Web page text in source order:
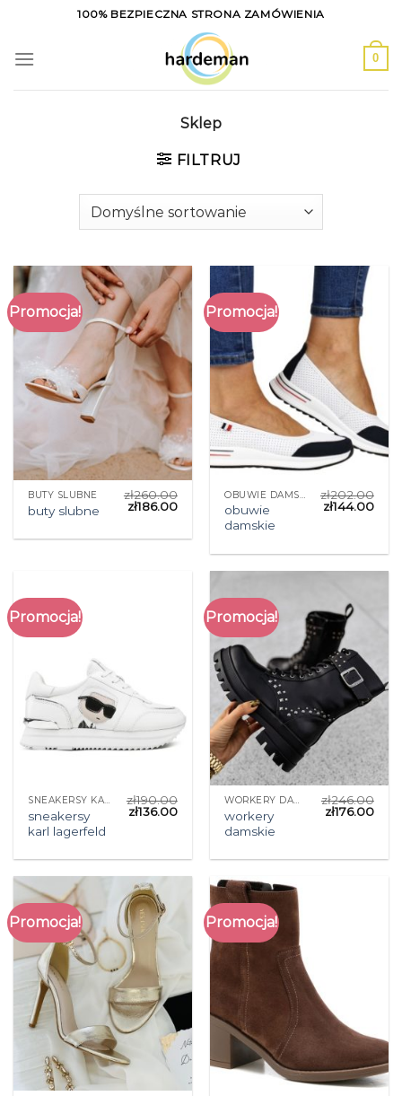
content
100% BEZPIECZNA STRONA ZAMÓWIENIA
0
Sklep
FILTRUJ
Promocja!
BUTY SLUBNE
buty slubne
zł260.00
zł186.00
Promocja!
obuwie
damskie
zł202.00
zł144.00
Promocja!
SNEAKERSY KARL LAGERFELD
sneakersy
karl lagerfeld
zł190.00
zł136.00
Promocja!
WORKERY DAMSKIE
workery
damskie
zł246.00
zł176.00
Promocja! Promocja!